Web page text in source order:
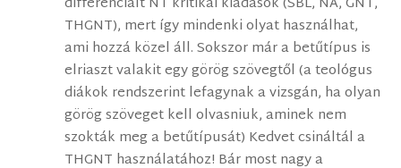
THGNT), mert így mindenki olyat használhat,
ami hozzá közel áll. Sokszor már a betűtípus is
elriaszt valakit egy görög szövegtől (a teológus
diákok rendszerint lefagynak a vizsgán, ha olyan
görög szöveget kell olvasniuk, aminek nem
szokták meg a betűtípusát) Kedvet csináltál a
THGNT használatához! Bár most nagy a